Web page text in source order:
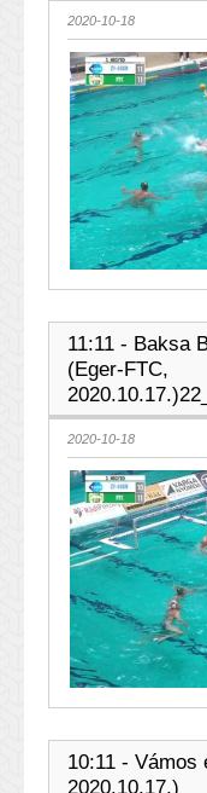
2020-10-18
11:11 - Baksa
(Eger-FTC,
2020-10-18
10:11 - Vámos
2020.10.17.)